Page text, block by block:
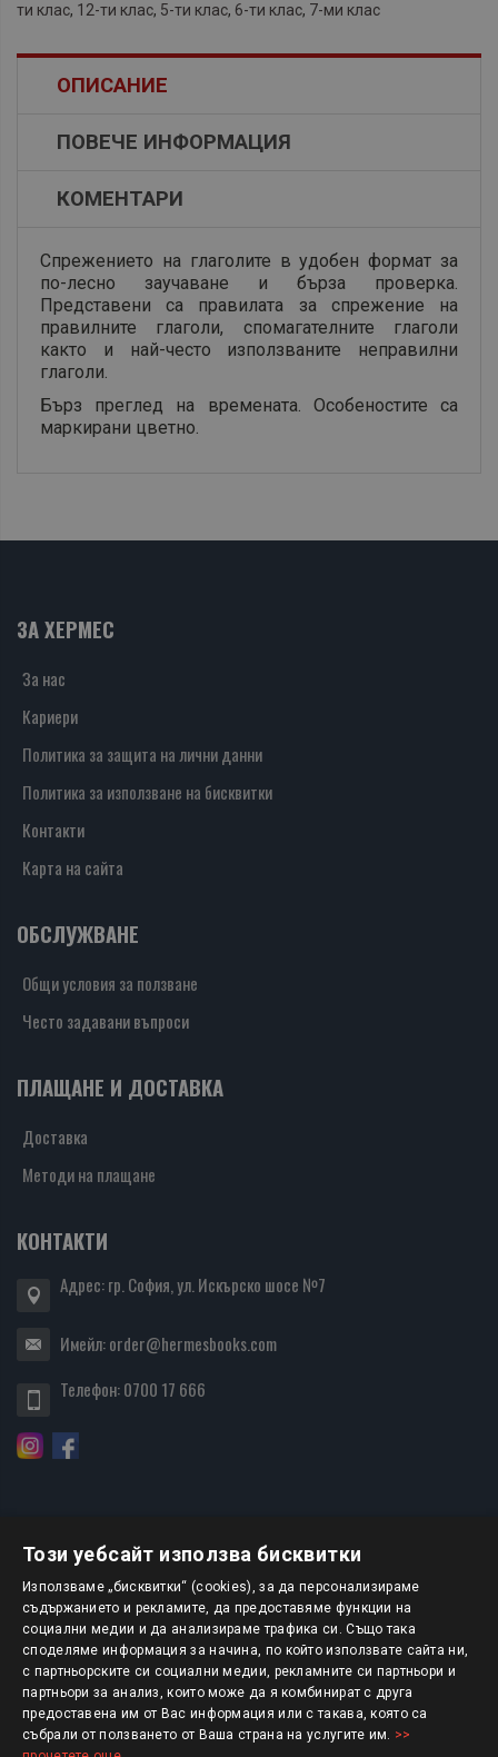
ти клас, 12-ти клас, 5-ти клас, 6-ти клас, 7-ми клас
ОПИСАНИЕ
ПОВЕЧЕ ИНФОРМАЦИЯ
КОМЕНТАРИ
Спрежението на глаголите в удобен формат за
по-лесно заучаване и бърза проверка.
Представени са правилата за спрежение на
правилните глаголи, спомагателните глаголи
както и най-често използваните неправилни
глаголи.
Бърз преглед на времената. Особеностите са
маркирани цветно.
ЗА ХЕРМЕС
За нас
Кариери
Политика за защита на лични данни
Политика за използване на бисквитки
Контакти
Карта на сайта
ОБСЛУЖВАНЕ
Общи условия за ползване
Често задавани въпроси
ПЛАЩАНЕ И ДОСТАВКА
Доставка
Методи на плащане
КОНТАКТИ
Адрес: гр. София, ул. Искърско шосе №7
Имейл:order@hermesbooks.com
Телефон:0700 17 666
БЮЛЕТИН
АБОНИРАНЕ
Авторско право © 2025 HERMESBOOKS.BG
Този уебсайт използва бисквитки
Използваме „бисквитки“ (cookies), за да персонализираме
съдържанието и рекламите, да предоставяме функции на
социални медии и да анализираме трафика си. Също така
споделяме информация за начина, по който използвате сайта ни,
с партньорските си социални медии, рекламните си партньори и
партньори за анализ, които може да я комбинират с друга
предоставена им от Вас информация или с такава, която са
събрали от ползването от Ваша страна на услугите им. >>